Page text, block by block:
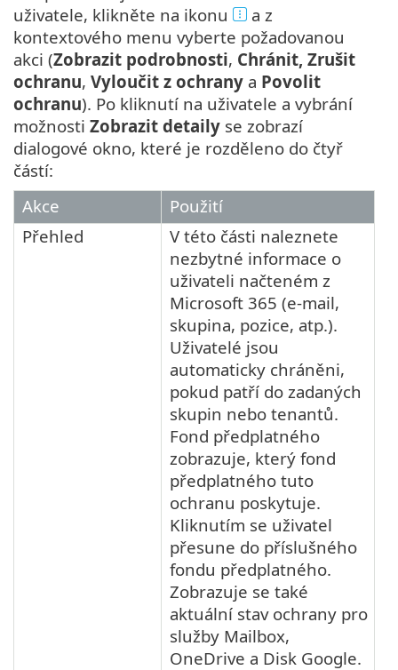
uživatele, klikněte na ikonu
a z
kontextového menu vyberte požadovanou
akci (Zobrazit podrobnosti, Chránit, Zrušit
ochranu, Vyloučit z ochrany a Povolit
ochranu). Po kliknutí na uživatele a vybrání
možnosti Zobrazit detaily se zobrazí
dialogové okno, které je rozděleno do čtyř
částí:
Akce
Použití
Přehled
V této části naleznete
nezbytné informace o
uživateli načteném z
Microsoft 365 (e-mail,
skupina, pozice, atp.).
Uživatelé jsou
automaticky chráněni,
pokud patří do zadaných
skupin nebo tenantů.
Fond předplatného
zobrazuje, který fond
předplatného tuto
ochranu poskytuje.
Kliknutím se uživatel
přesune do příslušného
fondu předplatného.
Zobrazuje se také
aktuální stav ochrany pro
služby Mailbox,
OneDrive a Disk Google.